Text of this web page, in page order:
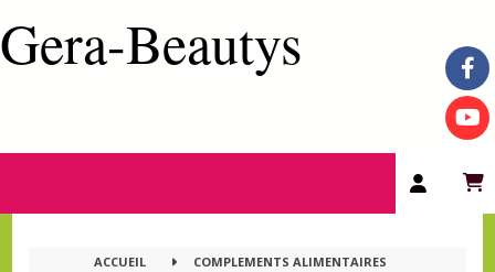
Gera-Beautys
ACCUEIL
COMPLEMENTS ALIMENTAIRES